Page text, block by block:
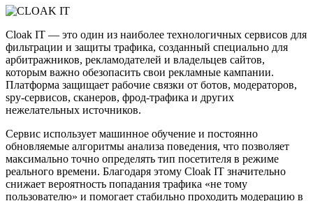
Cloak IT — это один из наиболее технологичных сервисов для
фильтрации и защиты трафика, созданный специально для
арбитражников, рекламодателей и владельцев сайтов,
которым важно обезопасить свои рекламные кампании.
Платформа защищает рабочие связки от ботов, модераторов,
spy-сервисов, сканеров, фрод-трафика и других
нежелательных источников.
Сервис использует машинное обучение и постоянно
обновляемые алгоритмы анализа поведения, что позволяет
максимально точно определять тип посетителя в режиме
реального времени. Благодаря этому Cloak IT значительно
снижает вероятность попадания трафика «не тому
пользователю» и помогает стабильно проходить модерацию в